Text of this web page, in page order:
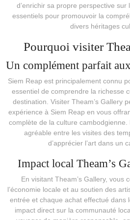
d’enrichir sa propre perspective sur
essentiels pour promouvoir la
divers héritages
Pourquoi visiter
Un complément parfait
Siem Reap est principalement connu
essentiel de comprendre la richesse
destination. Visiter Theam’s Gallery
expérience à Siem Reap en vous
complète de la culture
agréable entre les visites des
d’apprécier l’art dans un
Impact local Theam’s
En visitant Theam’s Gallery, vous
l’économie locale et au soutien des
entrée et chaque achat effectué dans
impact direct sur la communauté